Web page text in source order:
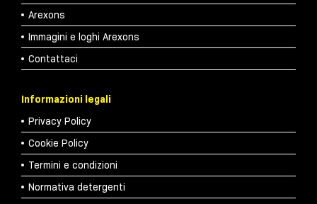
Arexons
Immagini e loghi Arexons
Contattaci
Informazioni legali
Privacy Policy
Cookie Policy
Termini e condizioni
Normativa detergenti